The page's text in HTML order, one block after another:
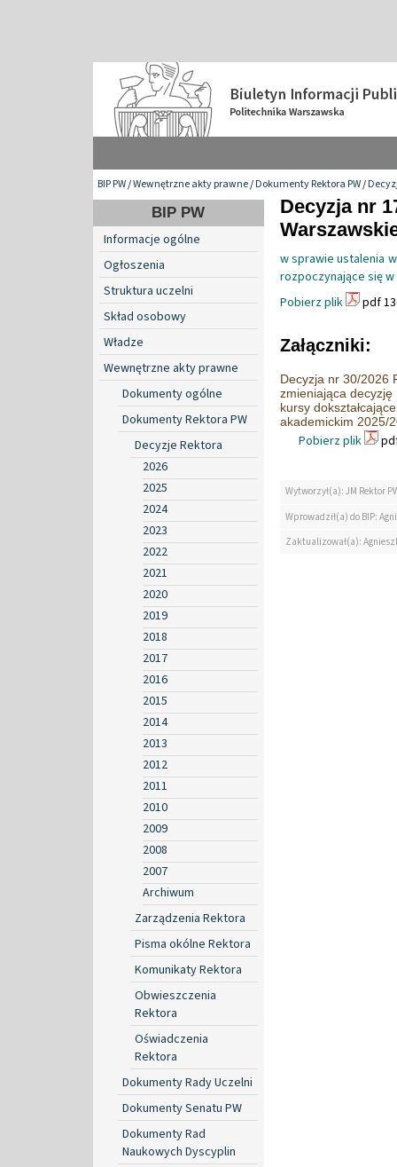
BIP PW/Wewnętrzne akty prawne/Dokumenty Rektora PW/
BIP PW
Informacje ogólne
Ogłoszenia
Struktura uczelni
Skład osobowy
Władze
Wewnętrzne akty prawne
Dokumenty ogólne
Dokumenty Rektora PW
Decyzje Rektora
2026
2025
2024
2023
2022
2021
2020
2019
2018
2017
2016
2015
2014
2013
2012
2011
2010
2009
2008
2007
Archiwum
Zarządzenia Rektora
Pisma okólne Rektora
Komunikaty Rektora
Obwieszczenia
Rektora
Oświadczenia
Rektora
Dokumenty Rady Uczelni
Dokumenty Senatu PW
Dokumenty Rad
Naukowych Dyscyplin
Decyzja nr
w sprawie ustalenia
rozpoczynające się
Pobierz plik
pdf
Załączniki:
Decyzja nr 30/2026
zmieniająca decyzję
kursy
akademickim 2025/
Pobierz plik
Wytworzył(a): JM Rektor
Wprowadził(a) do BIP:
Zaktualizował(a):